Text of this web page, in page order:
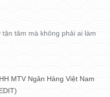
tâm mà không phải ai làm
MTV Ngân Hàng Việt Nam